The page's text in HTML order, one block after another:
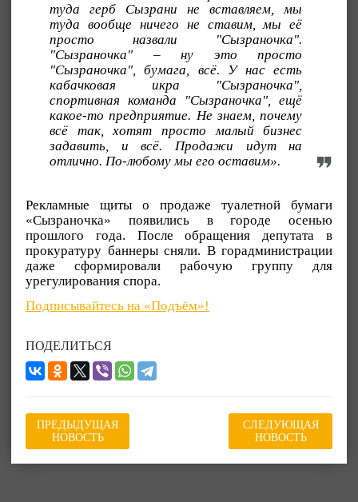
туда герб Сызрани не вставляем, мы
туда вообще ничего не ставим, мы её
просто назвали "Сызраночка".
"Сызраночка" – ну это просто
"Сызраночка", бумага, всё. У нас есть
кабачковая икра "Сызраночка",
спортивная команда "Сызраночка", ещё
какое-то предприятие. Не знаем, почему
всё так, хотят просто малый бизнес
задавить, и всё. Продажи идут на
отлично. По-любому мы его оставим».
Рекламные щиты о продаже туалетной бумаги
«Сызраночка» появились в городе осенью
прошлого года. После обращения депутата в
прокуратуру баннеры сняли. В горадминистрации
даже сформировали рабочую группу для
урегулирования спора.
Подписывайтесь на «Подъём»!
ПОДЕЛИТЬСЯ
ПРЕДЫДУЩАЯ
НОВОСТЬ
СЛЕДУЮЩАЯ
НОВОСТЬ